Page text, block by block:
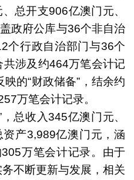
总开支906亿澳门元、
政府公库与36个非自治
个行政自治部门与36个
涉及约464万笔会计记
的“财政储备”，结余约
万笔会计记录。
总收入345亿澳门元、
产3,989亿澳门元，涵
万笔会计记录。由于
不断更新与发展，相关